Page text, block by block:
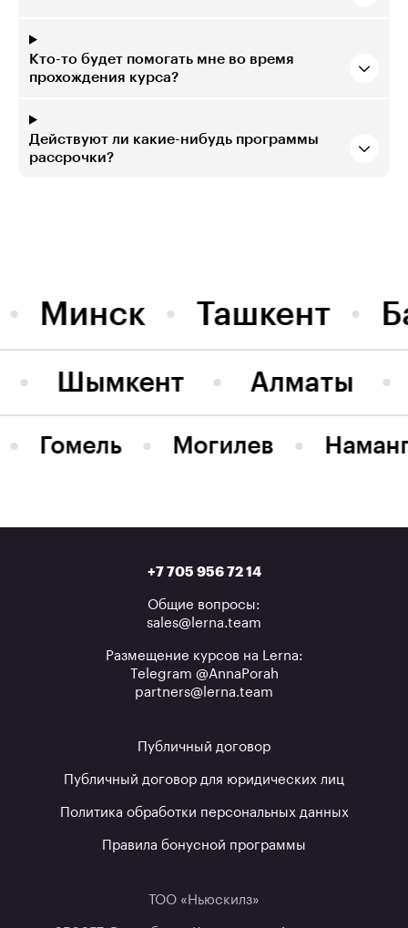
Кто-то будет помогать мне во время
прохождения курса?
Действуют ли какие-нибудь программы
рассрочки?
Минск Ташкент
Алматы
Шымкент
Гомель Могилев
+7 705 956 72 14
Общие вопросы:
sales@lerna.team
Размещение курсов на Lerna:
Telegram @AnnaPorah
partners@lerna.team
Публичный договор
Публичный договор для юридических лиц
Политика обработки персональных данных
Правила бонусной программы
ТОО «Ньюскилз»